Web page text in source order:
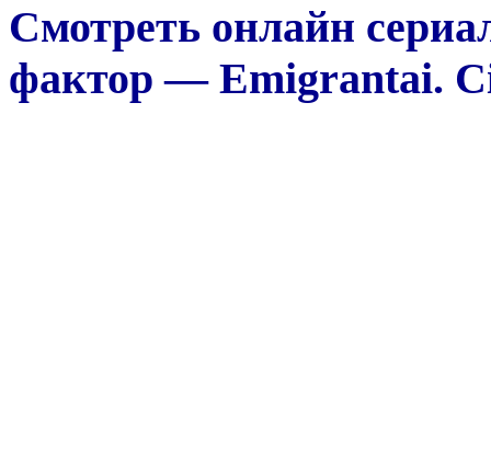
Смотреть онлайн
фактор — Emigrantai.